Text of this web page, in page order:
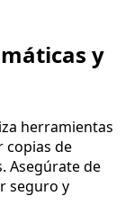
y
herramientas
copias de
Asegúrate de
seguro y